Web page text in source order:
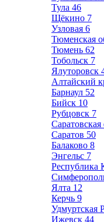
Тула 46
Щёкино 7
Узловая 6
Тюменская
Тюмень 62
Тобольск 7
Ялуторовск
Алтайский
Барнаул 52
Бийск 10
Рубцовск 7
Саратовская
Саратов 50
Балаково 8
Энгельс 7
Республика
Ялта 12
Керчь 9
Удмуртская
Ижевск 44